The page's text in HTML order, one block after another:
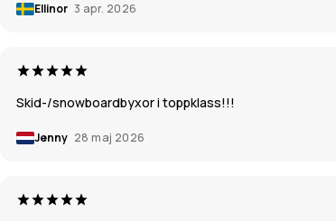
Ellinor 3 apr. 2026
Skid-/snowboardbyxor i toppklass!!!
Jenny 28 maj 2026